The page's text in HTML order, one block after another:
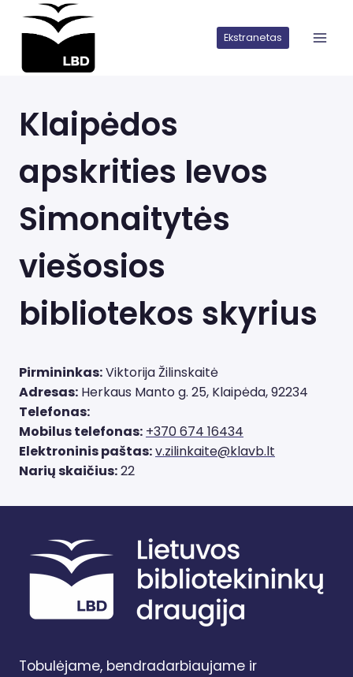
pereiti
turinio
Ekstranetas
Klaipėdos
apskrities Ievos
Simonaitytės
viešosios
bibliotekos skyrius
Pirmininkas:Viktorija Žilinskaitė
Adresas: Herkaus Manto g. 25, Klaipėda, 92234
Telefonas:
Mobilus telefonas: +370 674 16434
Elektroninis paštas:v.zilinkaite@klavb.lt
Narių skaičius:22
Tobulėjame, bendradarbiaujame ir